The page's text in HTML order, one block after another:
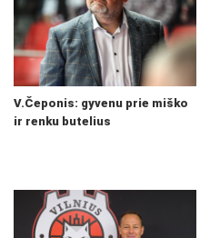
V.Čeponis: gyvenu prie miško
ir renku butelius